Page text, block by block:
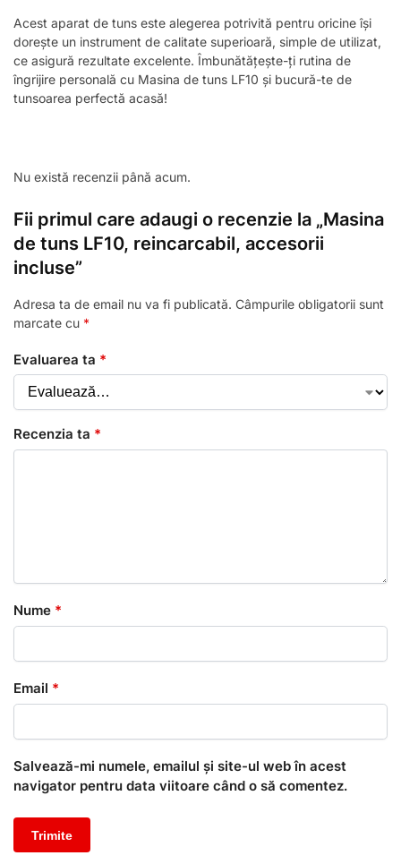
Acest aparat de tuns este alegerea potrivită pentru oricine își
dorește un instrument de calitate superioară, simple de utilizat,
ce asigură rezultate excelente. Îmbunătățește-ți rutina de
îngrijire personală cu Masina de tuns LF10 și bucură-te de
tunsoarea perfectă acasă!
Nu există recenzii până acum.
Fii primul care adaugi o recenzie la „Masina
de tuns LF10, reincarcabil, accesorii
incluse”
Adresa ta de email nu va fi publicată. Câmpurile obligatorii sunt
marcate cu *
Evaluarea ta *
Recenzia ta *
Nume *
Email *
Salvează-mi numele, emailul și site-ul web în acest
navigator pentru data viitoare când o să comentez.